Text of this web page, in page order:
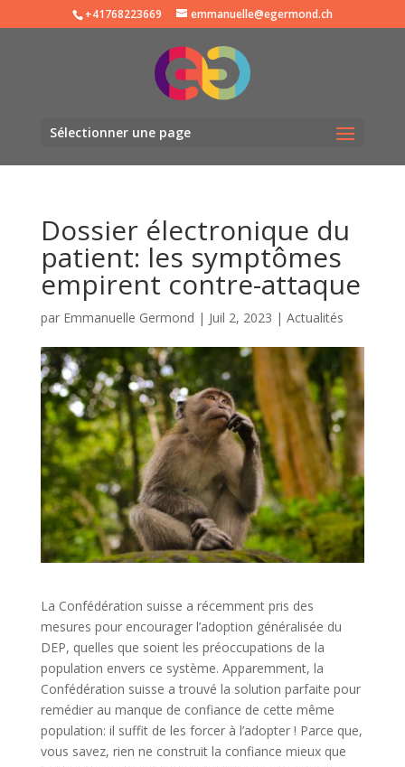
+41768223669 emmanuelle@egermond.ch
Sélectionner une page
Dossier électronique du
patient: les symptômes
empirent contre-attaque
par Emmanuelle Germond | Juil 2, 2023 | Actualités
La Confédération suisse a récemment pris des
mesures pour encourager l’adoption généralisée du
DEP, quelles que soient les préoccupations de la
population envers ce système. Apparemment, la
Confédération suisse a trouvé la solution parfaite pour
remédier au manque de confiance de cette même
population: il suffit de les forcer à l’adopter ! Parce que,
vous savez, rien ne construit la confiance mieux que